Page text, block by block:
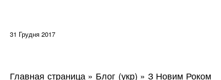
31 Грудня 2017
Главная страница» Блог (укр) » З Новим Роком